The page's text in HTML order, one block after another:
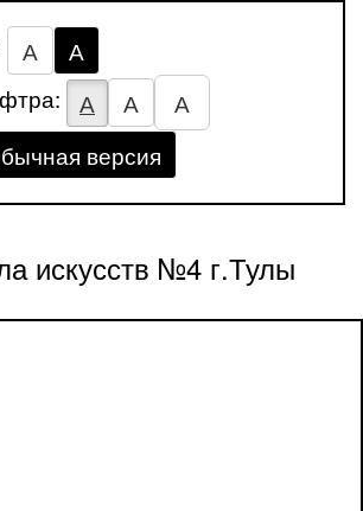
А
А
А А
А
версия
искусств №4 г.Тулы